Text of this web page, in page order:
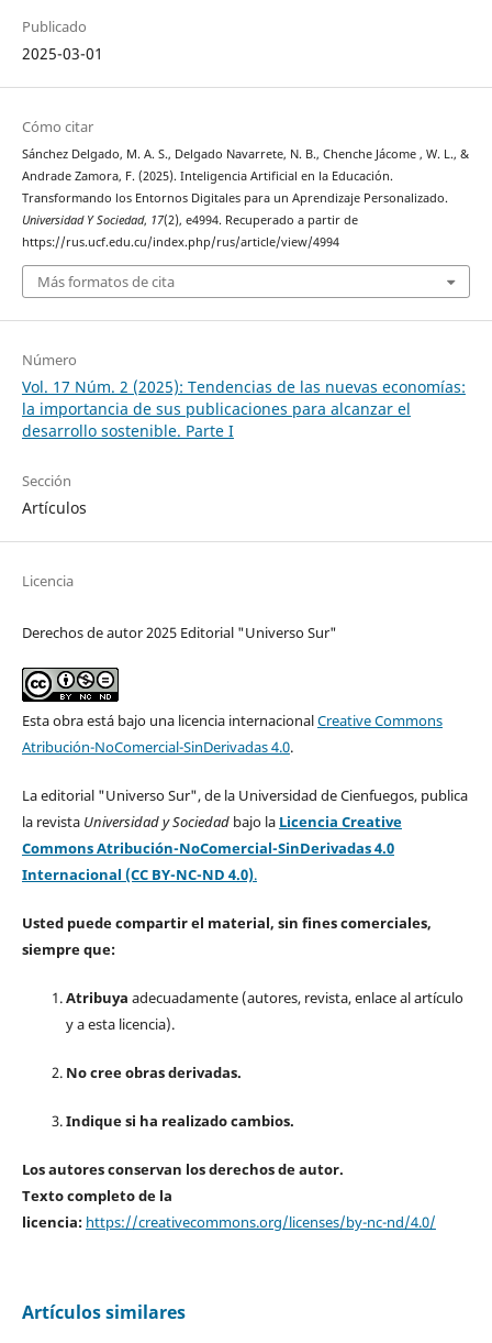
Publicado
2025-03-01
Cómo citar
Sánchez Delgado, M. A. S., Delgado Navarrete, N. B., Chenche Jácome , W. L., &
Andrade Zamora, F. (2025). Inteligencia Artificial en la Educación.
Transformando los Entornos Digitales para un Aprendizaje Personalizado.
Universidad Y Sociedad, 17(2), e4994. Recuperado a partir de
https://rus.ucf.edu.cu/index.php/rus/article/view/4994
Más formatos de cita
Número
Vol. 17 Núm. 2 (2025): Tendencias de las nuevas economías:
la importancia de sus publicaciones para alcanzar el
desarrollo sostenible. Parte I
Sección
Artículos
Licencia
Derechos de autor 2025 Editorial "Universo Sur"
Esta obra está bajo una licencia internacionalCreative Commons
Atribución-NoComercial-SinDerivadas 4.0.
La editorial "Universo Sur", de la Universidad de Cienfuegos, publica
la revista Universidad y Sociedad bajo la Licencia Creative
Commons Atribución-NoComercial-SinDerivadas 4.0
Internacional (CC BY-NC-ND 4.0).
Usted puede compartir el material, sin fines comerciales,
siempre que:
Atribuya adecuadamente (autores, revista, enlace al artículo
y a esta licencia).
No cree obras derivadas.
Indique si ha realizado cambios.
Los autores conservan los derechos de autor.
Texto completo de la
licencia: https://creativecommons.org/licenses/by-nc-nd/4.0/
Artículos similares